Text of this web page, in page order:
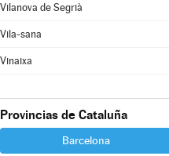
Vilanova de Segrià
Vila-sana
Vinaixa
Provincias de Cataluña
Barcelona